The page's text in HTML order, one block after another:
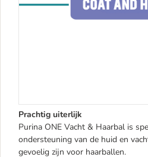
Prachtig uiterlijk
Purina ONE Vacht & Haarbal is
ondersteuning van de huid en
gevoelig zijn voor haarballen.